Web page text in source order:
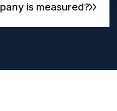
is measured?